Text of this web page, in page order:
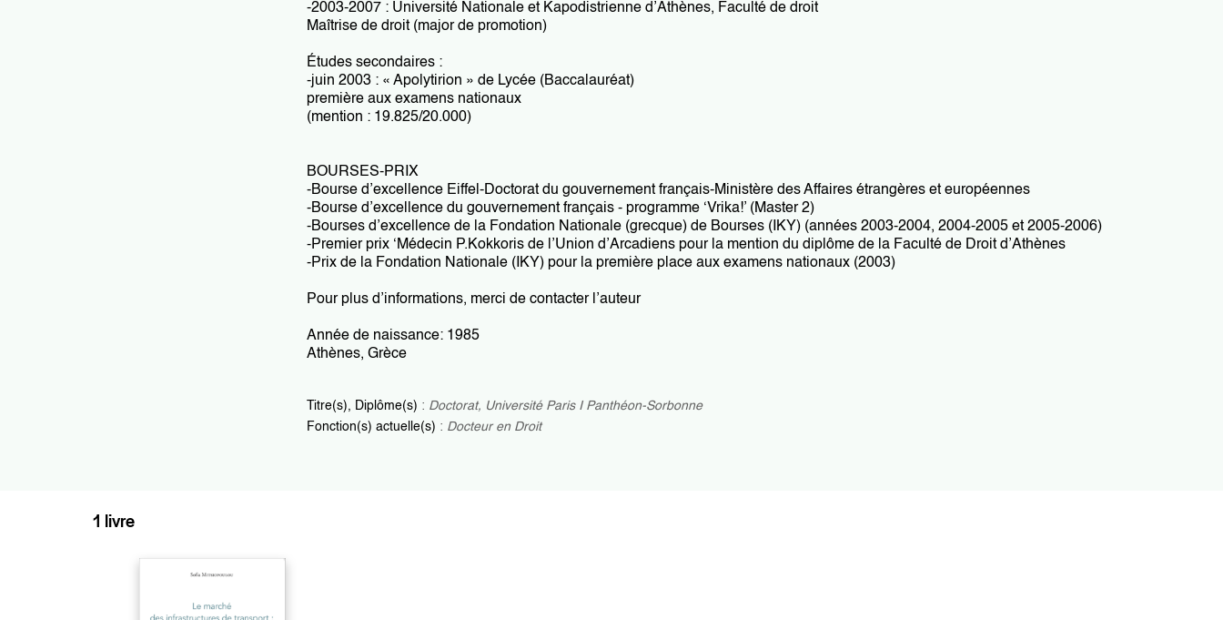
-2003-2007 : Université Nationale et Kapodistrienne d’Athènes, Faculté de droit
Maîtrise de droit (major de promotion)
Études secondaires :
-juin 2003 : « Apolytirion » de Lycée (Baccalauréat)
première aux examens nationaux
(mention : 19.825/20.000)
BOURSES-PRIX
-Bourse d’excellence Eiffel-Doctorat du gouvernement français-Ministère des Affaires étrangères et européennes
-Bourse d’excellence du gouvernement français - programme ‘Vrika!’ (Master 2)
-Bourses d’excellence de la Fondation Nationale (grecque) de Bourses (IKY) (années 2003-2004, 2004-2005 et 2005-2006)
-Premier prix ‘Médecin P.Kokkoris de l’Union d’Arcadiens pour la mention du diplôme de la Faculté de Droit d’Athènes
-Prix de la Fondation Nationale (IKY) pour la première place aux examens nationaux (2003)
Pour plus d’informations, merci de contacter l’auteur
Année de naissance: 1985
Athènes, Grèce
Titre(s), Diplôme(s) : Doctorat, Université Paris I Panthéon-Sorbonne
Fonction(s) actuelle(s) : Docteur en Droit
1 livre